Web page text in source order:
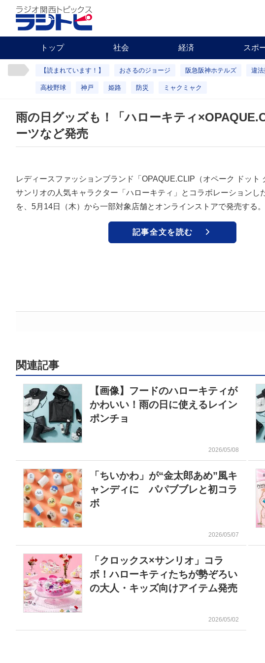
トップ 社会 経済 スポ
【読まれています！】 おさるのジョージ 阪急阪神ホテルズ 違
高校野球 神戸 姫路 防災 ミャクミャク
雨の日グッズも！「ハローキティ
ーツなど発売
レディースファッションブランド「OPAQUE.CLIP（オペーク ドット
サンリオの人気キャラクター「ハローキティ」とコラボレーションし
を、5月14日（木）から一部対象店舗とオンラインストアで発売する。
記事全文を読む
関連記事
【画像】フードのハローキティが
かわいい！雨の日に使えるレイン
ポンチョ
2026/05/08
「ちいかわ」が“金太郎あめ”風キ
ャンディに パパブブレと初コラ
ボ
2026/05/07
「クロックス×サンリオ」コラ
ボ！ハローキティたちが勢ぞろい
の大人・キッズ向けアイテム発売
2026/05/02